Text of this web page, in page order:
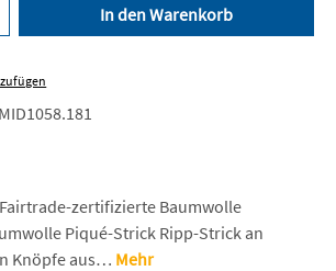
Gib den gewünschten Wert
In den Warenkorb
MID1058.181
Fairtrade-zertifizierte Baumwolle
Piqué-Strick Ripp-Strick an
Knöpfe aus… Mehr